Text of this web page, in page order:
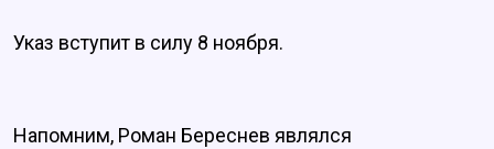
Указ вступит в силу 8 ноября.
Напомним, Роман Береснев являлся